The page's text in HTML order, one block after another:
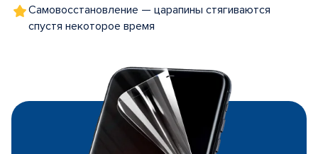
Самовосстановление — царапины стягиваются
спустя некоторое время